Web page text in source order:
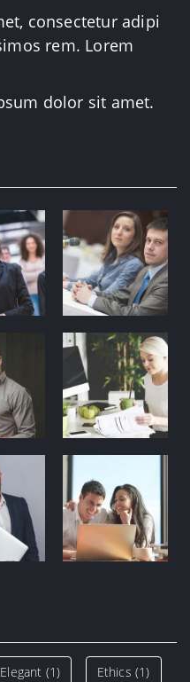
consectetur adipi
rem. Lorem
dolor sit amet.
Elegant (1) Ethics (1)